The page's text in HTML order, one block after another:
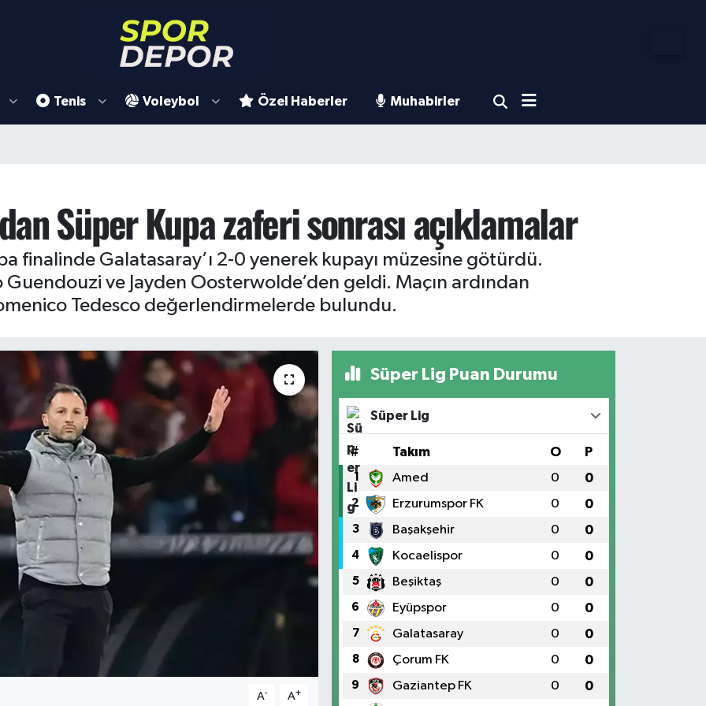
Tenis Voleybol Özel Haberler Muhabirler
Süper Kupa zaferi sonrası açıklamalar
finalinde Galatasaray’ı 2-0 yenerek kupayı müzesine götürdü.
ve Jayden Oosterwolde’den geldi. Maçın ardından
Tedesco değerlendirmelerde bulundu.
A- A+
Süper Lig Puan Durumu
Süper Lig
# Takım O P
1 Amed 0 0
2 Erzurumspor FK 0 0
3 Başakşehir 0 0
4 Kocaelispor 0 0
5 Beşiktaş 0 0
6 Eyüpspor 0 0
7 Galatasaray 0 0
8 Çorum FK 0 0
9 Gaziantep FK 0 0